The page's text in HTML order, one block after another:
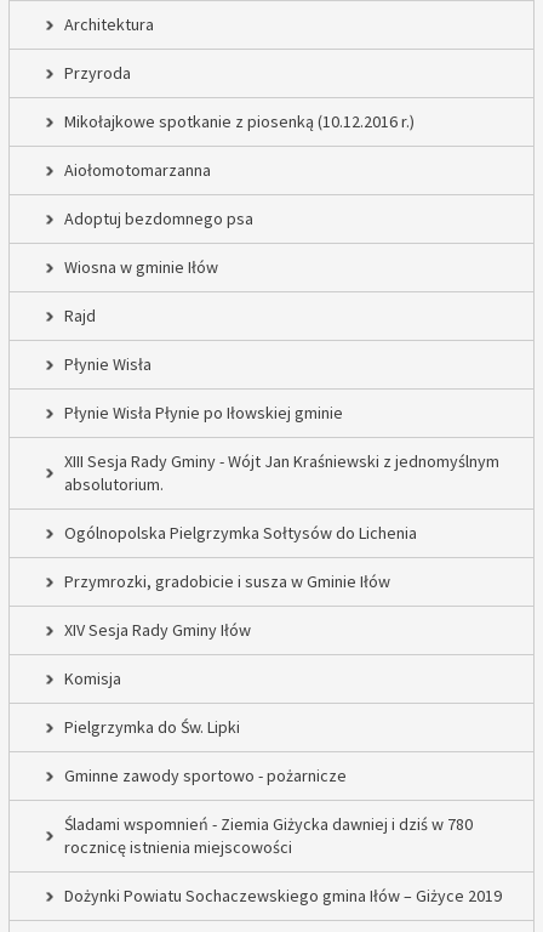
Architektura
Przyroda
Mikołajkowe spotkanie z piosenką (10.12.2016 r.)
Aiołomotomarzanna
Adoptuj bezdomnego psa
Wiosna w gminie Iłów
Rajd
Płynie Wisła
Płynie Wisła Płynie po Iłowskiej gminie
XIII Sesja Rady Gminy - Wójt Jan Kraśniewski z jednomyślnym
absolutorium.
Ogólnopolska Pielgrzymka Sołtysów do Lichenia
Przymrozki, gradobicie i susza w Gminie Iłów
XIV Sesja Rady Gminy Iłów
Komisja
Pielgrzymka do Św. Lipki
Gminne zawody sportowo - pożarnicze
Śladami wspomnień - Ziemia Giżycka dawniej i dziś w 780
rocznicę istnienia miejscowości
Dożynki Powiatu Sochaczewskiego gmina Iłów – Giżyce 2019